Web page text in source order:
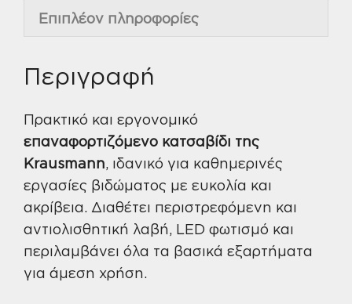
Επιπλέον πληροφορίες
Περιγραφή
Πρακτικό και εργονομικό
επαναφορτιζόμενο κατσαβίδι της
Krausmann , ιδανικό για καθημερινές
εργασίες βιδώματος με ευκολία και
ακρίβεια. Διαθέτει περιστρεφόμενη και
αντιολισθητική λαβή, LED φωτισμό και
περιλαμβάνει όλα τα βασικά εξαρτήματα
για άμεση χρήση.